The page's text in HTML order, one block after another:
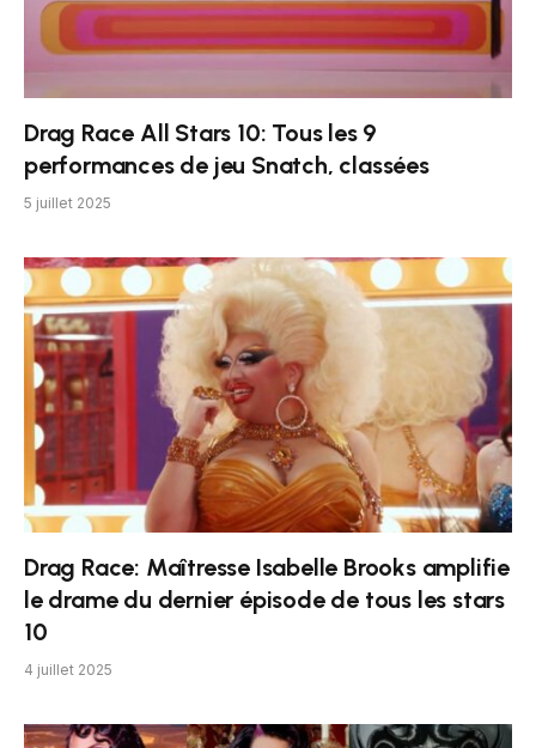
Drag Race All Stars 10: Tous les 9
performances de jeu Snatch, classées
5 juillet 2025
Drag Race: Maîtresse Isabelle Brooks amplifie
le drame du dernier épisode de tous les stars
10
4 juillet 2025